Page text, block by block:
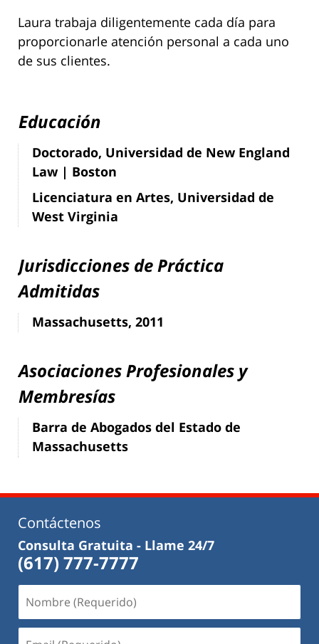
Laura trabaja diligentemente cada día para
proporcionarle atención personal a cada uno
de sus clientes.
Educación
Doctorado, Universidad de New England
Law | Boston
Licenciatura en Artes, Universidad de
West Virginia
Jurisdicciones de Práctica
Admitidas
Massachusetts, 2011
Asociaciones Profesionales y
Membresías
Barra de Abogados del Estado de
Massachusetts
Contáctenos
Consulta Gratuita - Llame 24/7
(617) 777-7777
(Requerido)